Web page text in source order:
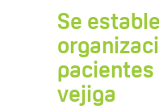
Se
pacientes
vejiga